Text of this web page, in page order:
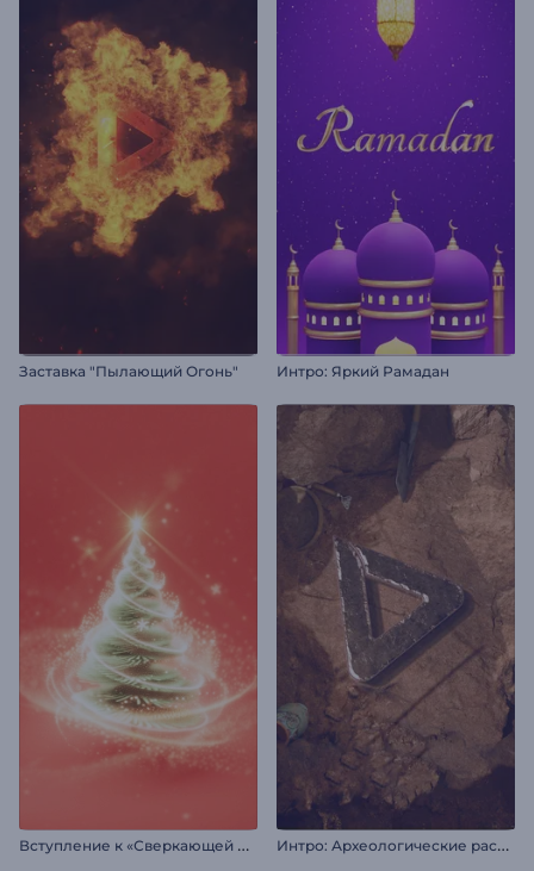
Заставка "Пылающий Огонь" Интро: Яркий Рамадан
В
ступление к «Сверкающей рождественской елке» И
нтро: Археологические раскопки